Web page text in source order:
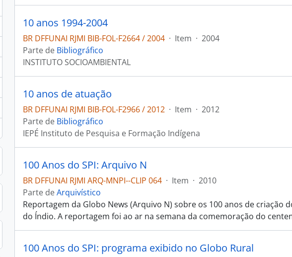
10 anos 1994-2004
BR DFFUNAI RJMI BIB-FOL-F2664 / 2004 · Item · 2004
Parte de Bibliográfico
INSTITUTO SOCIOAMBIENTAL
10 anos de atuação
BR DFFUNAI RJMI BIB-FOL-F2966 / 2012 · Item · 2012
Parte de Bibliográfico
IEPÉ Instituto de Pesquisa e Formação Indígena
100 Anos do SPI: Arquivo N
BR DFFUNAI RJMI ARQ-MNPI--CLIP 064 · Item · 2010
Parte deArquivístico
Reportagem da Globo News (Arquivo N) sobre os 100 anos de criação
do Índio. A reportagem foi ao ar na semana da comemoração do
100 Anos do SPI: programa exibido no Globo Rural